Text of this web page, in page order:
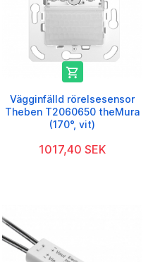

Vägginfälld rörelsesensor
Theben T2060650 theMura
(170°, vit)
1017,40 SEK